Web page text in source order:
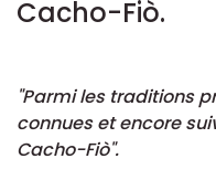
Cacho-Fiò.
"Parmi les traditions
connues et encore
Cacho-Fiò".